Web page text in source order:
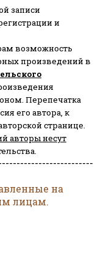
записи
и
возможность
произведений в
Перепечатка
его автора, к
странице.
авторы несут
на
лицам.